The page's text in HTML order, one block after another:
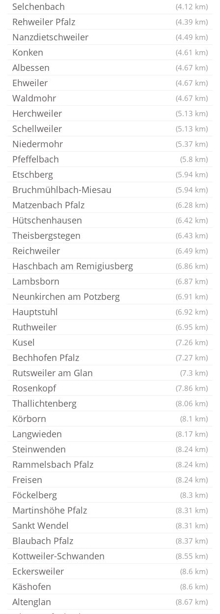
Selchenbach (4.12 km)
Rehweiler Pfalz (4.39 km)
Nanzdietschweiler (4.49 km)
Konken (4.61 km)
Albessen (4.67 km)
Ehweiler (4.67 km)
Waldmohr (4.67 km)
Herchweiler (5.13 km)
Schellweiler (5.13 km)
Niedermohr (5.37 km)
Pfeffelbach (5.8 km)
Etschberg (5.94 km)
Bruchmühlbach-Miesau (5.94 km)
Matzenbach Pfalz (6.28 km)
Hütschenhausen (6.42 km)
Theisbergstegen (6.43 km)
Reichweiler (6.49 km)
Haschbach am Remigiusberg (6.86 km)
Lambsborn (6.87 km)
Neunkirchen am Potzberg (6.91 km)
Hauptstuhl (6.92 km)
Ruthweiler (6.95 km)
Kusel (7.26 km)
Bechhofen Pfalz (7.27 km)
Rutsweiler am Glan (7.3 km)
Rosenkopf (7.86 km)
Thallichtenberg (8.06 km)
Körborn (8.1 km)
Langwieden (8.17 km)
Steinwenden (8.24 km)
Rammelsbach Pfalz (8.24 km)
Freisen (8.24 km)
Föckelberg (8.3 km)
Martinshöhe Pfalz (8.31 km)
Sankt Wendel (8.31 km)
Blaubach Pfalz (8.37 km)
Kottweiler-Schwanden (8.55 km)
Eckersweiler (8.6 km)
Käshofen (8.6 km)
Altenglan (8.67 km)